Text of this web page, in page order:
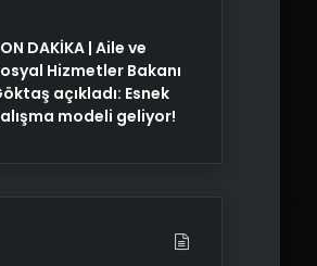
DAKİKA | Aile ve
Hizmetler Bakanı
açıkladı: Esnek
modeli geliyor!